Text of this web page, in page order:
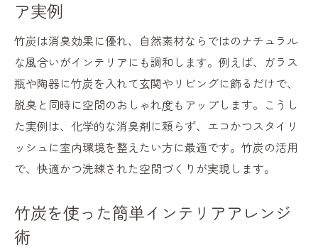
ア実例
竹炭は消臭効果に優れ、自然素材ならではのナチュラル
な風合いがインテリアにも調和します。例えば、ガラス
瓶や陶器に竹炭を入れて玄関やリビングに飾るだけで、
脱臭と同時に空間のおしゃれ度もアップします。こうし
た実例は、化学的な消臭剤に頼らず、エコかつスタイリ
ッシュに室内環境を整えたい方に最適です。竹炭の活用
で、快適かつ洗練された空間づくりが実現します。
竹炭を使った簡単インテリアアレンジ
術